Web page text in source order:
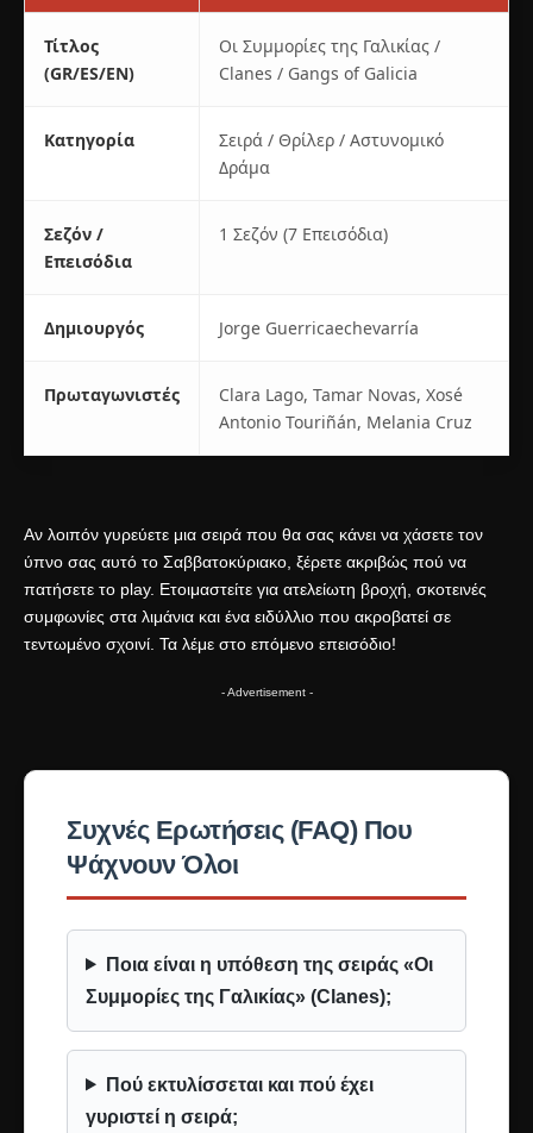
Τίτλος
(GR/ES/EN)
Οι Συμμορίες της Γαλικίας /
Clanes / Gangs of Galicia
Κατηγορία
Σειρά / Θρίλερ / Αστυνομικό
Δράμα
Σεζόν /
Επεισόδια
1 Σεζόν (7 Επεισόδια)
Δημιουργός Jorge Guerricaechevarría
Πρωταγωνιστές
Clara Lago, Tamar Novas, Xosé
Antonio Touriñán, Melania Cruz
Αν λοιπόν γυρεύετε μια σειρά που θα σας κάνει να χάσετε τον
ύπνο σας αυτό το Σαββατοκύριακο, ξέρετε ακριβώς πού να
πατήσετε το play. Ετοιμαστείτε για ατελείωτη βροχή, σκοτεινές
συμφωνίες στα λιμάνια και ένα ειδύλλιο που ακροβατεί σε
τεντωμένο σχοινί. Τα λέμε στο επόμενο επεισόδιο!
- Advertisement -
Συχνές Ερωτήσεις (FAQ) Που
Ψάχνουν Όλοι
Ποια είναι η υπόθεση της σειράς «Οι
Συμμορίες της Γαλικίας» (Clanes);
Πού εκτυλίσσεται και πού έχει
γυριστεί η σειρά;